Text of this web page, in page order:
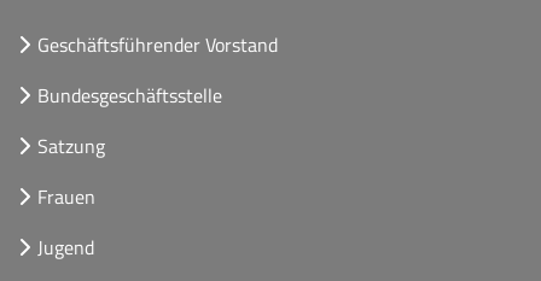
Geschäftsführender Vorstand
Bundesgeschäftsstelle
Satzung
Frauen
Jugend